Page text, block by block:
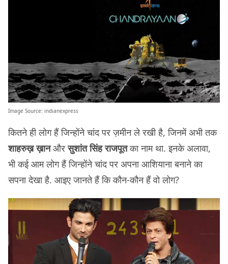
Image Source: indianexpress
कितने ही लोग हैं जिन्होंने चांद पर ज़मीन ले रखी है, जिनमें अभी तक
शाहरुख़ ख़ानऔरसुशांत सिंह राजपूतका नाम था. इनके अलावा,
भी कई आम लोग हैं जिन्होंने चांद पर अपना आशियाना बनाने का
सपना देखा है. आइए जानते हैं कि कौन-कौन हैं वो लोग?